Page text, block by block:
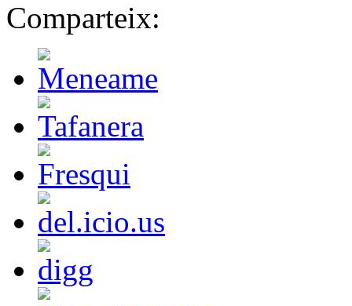
Comparteix: